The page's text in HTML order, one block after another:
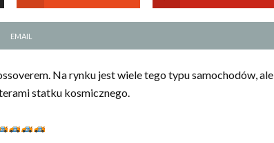
EMAIL
Na rynku jest wiele tego typu samochodów, ale
statku kosmicznego.